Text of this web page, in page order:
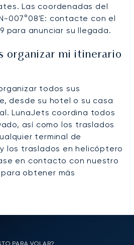
Las coordenadas del
007°08'E: contacte con el
para anunciar su llegada.
organizar mi itinerario
todos sus
desde su hotel o su casa
LunaJets coordina todos
así como los traslados
terminal de
los traslados en helicóptero
en contacto con nuestro
obtener más
PARA VOLAR?